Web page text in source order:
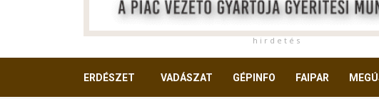
h i r d e t é s
ERDÉSZET VADÁSZAT GÉPINFO FAIPAR